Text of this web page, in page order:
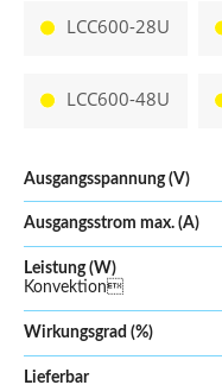
LCC600-28U
LCC600-48U
Ausgangsspannung (V)
Ausgangsstrom max. (A)
Leistung (W)
Konvektion
Wirkungsgrad (%)
Lieferbar